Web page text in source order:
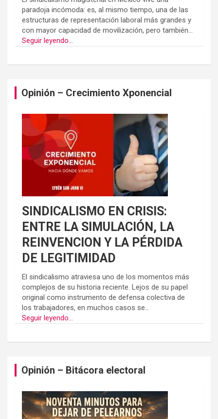
paradoja incómoda: es, al mismo tiempo, una de las
estructuras de representación laboral más grandes y
con mayor capacidad de movilización, pero también...
Seguir leyendo...
Opinión – Crecimiento Xponencial
SINDICALISMO EN CRISIS:
ENTRE LA SIMULACIÓN, LA
REINVENCION Y LA PÉRDIDA
DE LEGITIMIDAD
El sindicalismo atraviesa uno de los momentos más
complejos de su historia reciente. Lejos de su papel
original como instrumento de defensa colectiva de
los trabajadores, en muchos casos se...
Seguir leyendo...
Opinión – Bitácora electoral